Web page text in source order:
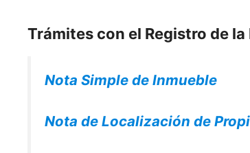
Trámites con el Registro de
Nota Simple de Inmueble
Nota de Localización de